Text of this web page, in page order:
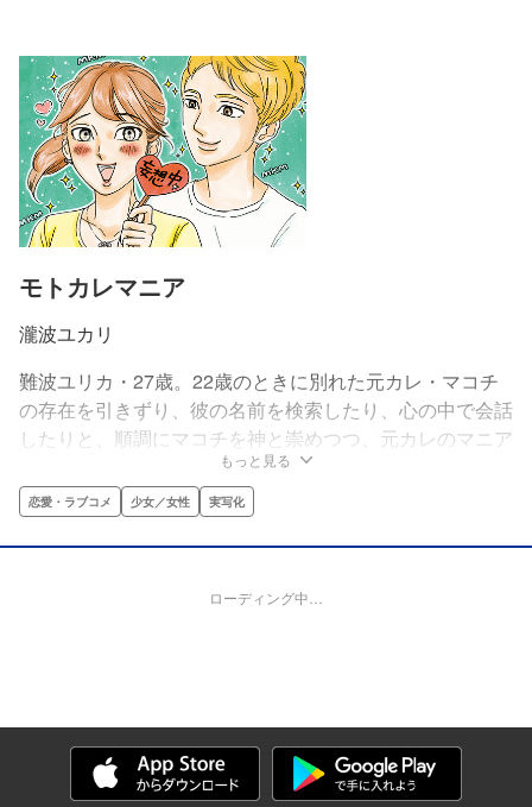
モトカレマニア
瀧波ユカリ
難波ユリカ・27歳。22歳のときに別れた元カレ・マコチ
の存在を引きずり、彼の名前を検索したり、心の中で会話
したりと、順調にマコチを神と崇めつつ、元カレのマニア
としての日々を過ごしていた。ところが心機一転、新たに
働くことになった不動産店には、愉快なメンバーとあの人
がいて…!?
もっと見る
恋愛・ラブコメ 少女／女性 実写化
ローディング中…